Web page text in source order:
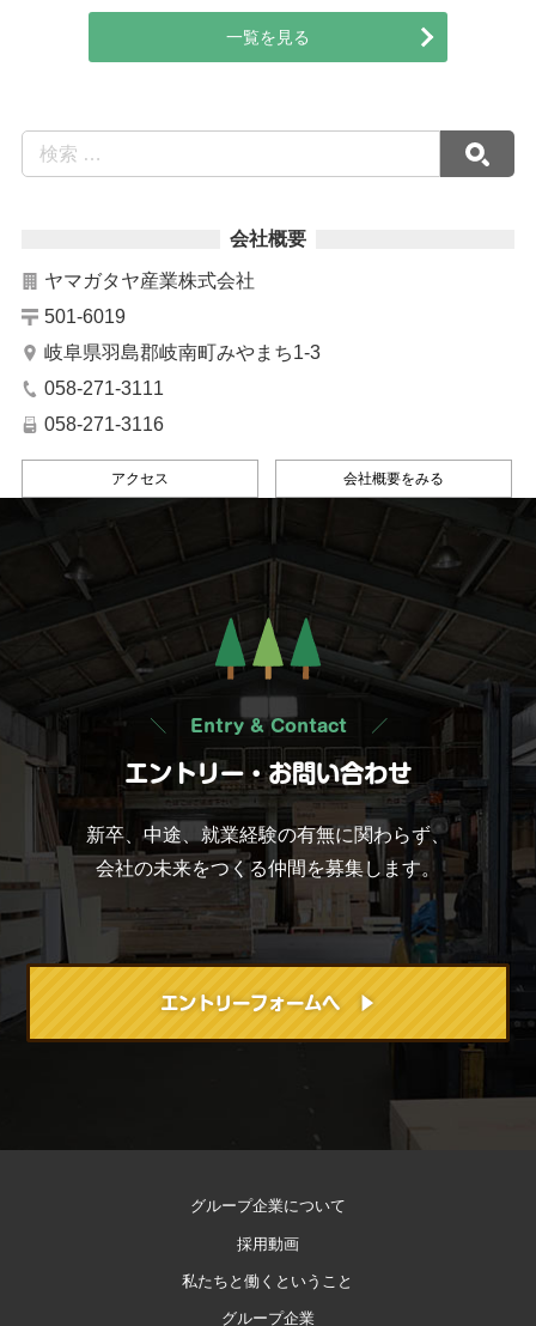
一覧を見る
会社概要
ヤマガタヤ産業株式会社
501-6019
岐阜県羽島郡岐南町みやまち1-3
058-271-3111
058-271-3116
アクセス 会社概要をみる
Entry & Contact
エントリー・お問い合わせ
新卒、中途、就業経験の有無に関わらず、
会社の未来をつくる仲間を募集します。
エントリーフォームへ ▶
グループ企業について
採用動画
私たちと働くということ
グループ企業